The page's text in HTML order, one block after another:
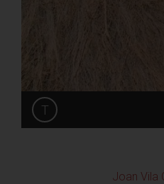
T
Joan Vila